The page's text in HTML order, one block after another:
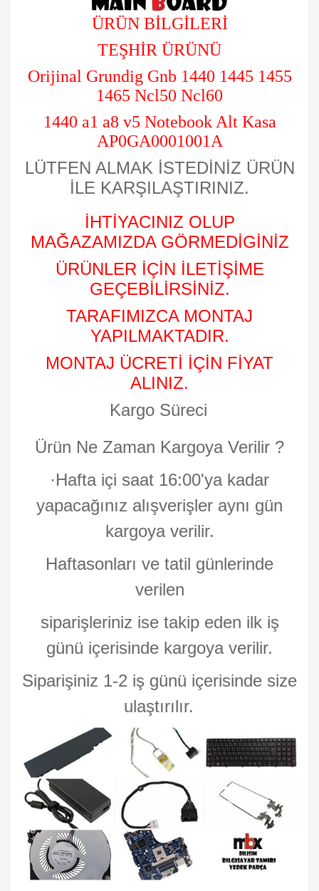
ÜRÜN BİLGİLERİ
TEŞHİR ÜRÜNÜ
Orijinal Grundig Gnb 1440 1445 1455
1465 Ncl50 Ncl60
1440 a1 a8 v5 Notebook Alt Kasa
AP0GA0001001A
LÜTFEN ALMAK İSTEDİNİZ ÜRÜN
İLE KARŞILAŞTIRINIZ.
İHTİYACINIZ OLUP
MAĞAZAMIZDA GÖRMEDİGİNİZ
ÜRÜNLER İÇİN İLETİŞİME
GEÇEBİLİRSİNİZ.
TARAFIMIZCA MONTAJ
YAPILMAKTADIR.
MONTAJ ÜCRETİ İÇİN FİYAT
ALINIZ.
Kargo Süreci
Ürün Ne Zaman Kargoya Verilir ?
·Hafta içi saat 16:00'ya kadar
yapacağınız alışverişler aynı gün
kargoya verilir.
Haftasonları ve tatil günlerinde
verilen
siparişleriniz ise takip eden ilk iş
günü içerisinde kargoya verilir.
Siparişiniz 1-2 iş günü içerisinde size
ulaştırılır.